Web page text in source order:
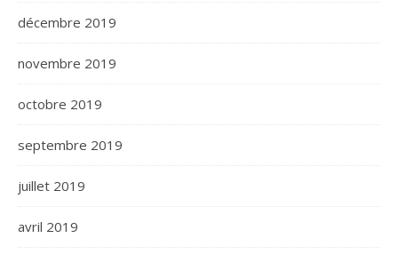
décembre 2019
novembre 2019
octobre 2019
septembre 2019
juillet 2019
avril 2019